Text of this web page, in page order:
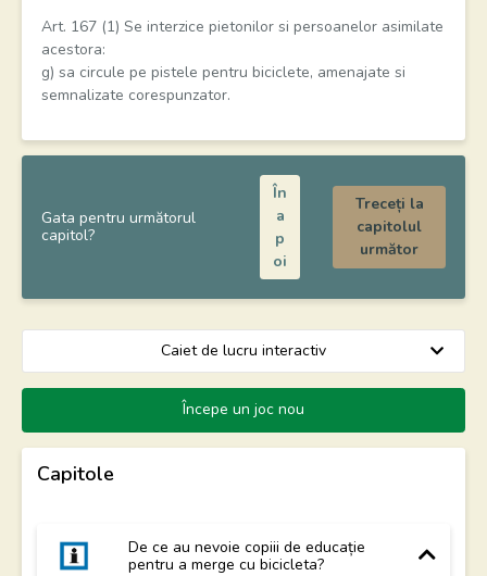
Art. 167 (1) Se interzice pietonilor si persoanelor asimilate
acestora:
g) sa circule pe pistele pentru biciclete, amenajate si
semnalizate corespunzator.
Gata pentru următorul
capitol?
În
a
p
oi
Treceți la
capitolul
următor
Începe un joc nou
Capitole
De ce au nevoie copiii de educație
pentru a merge cu bicicleta?